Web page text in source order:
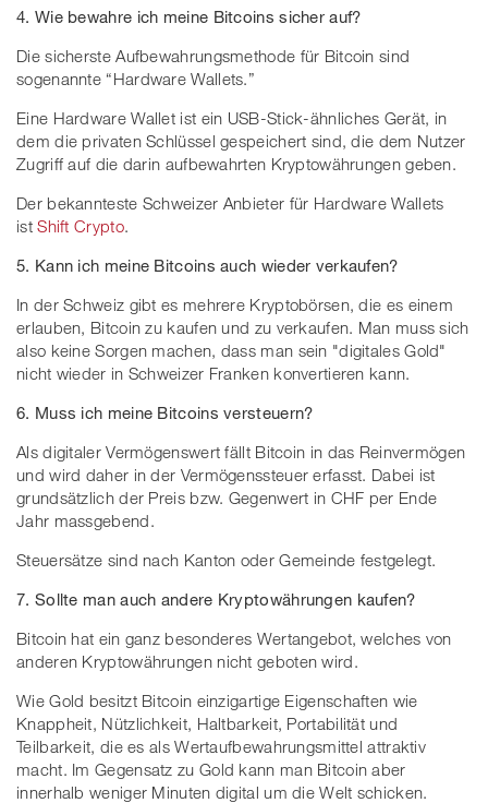
4. Wie bewahre ich meine Bitcoins sicher auf?
Die sicherste Aufbewahrungsmethode für Bitcoin sind
sogenannte “Hardware Wallets.”
Eine Hardware Wallet ist ein USB-Stick-ähnliches Gerät, in
dem die privaten Schlüssel gespeichert sind, die dem Nutzer
Zugriff auf die darin aufbewahrten Kryptowährungen geben.
Der bekannteste Schweizer Anbieter für Hardware Wallets
istShift Crypto.
5. Kann ich meine Bitcoins auch wieder verkaufen?
In der Schweiz gibt es mehrere Kryptobörsen, die es einem
erlauben, Bitcoin zu kaufen und zu verkaufen. Man muss sich
also keine Sorgen machen, dass man sein "digitales Gold"
nicht wieder in Schweizer Franken konvertieren kann.
6. Muss ich meine Bitcoins versteuern?
Als digitaler Vermögenswert fällt Bitcoin in das Reinvermögen
und wird daher in der Vermögenssteuer erfasst. Dabei ist
grundsätzlich der Preis bzw. Gegenwert in CHF per Ende
Jahr massgebend.
Steuersätze sind nach Kanton oder Gemeinde festgelegt.
7. Sollte man auch andere Kryptowährungen kaufen?
Bitcoin hat ein ganz besonderes Wertangebot, welches von
anderen Kryptowährungen nicht geboten wird.
Wie Gold besitzt Bitcoin einzigartige Eigenschaften wie
Knappheit, Nützlichkeit, Haltbarkeit, Portabilität und
Teilbarkeit, die es als Wertaufbewahrungsmittel attraktiv
macht. Im Gegensatz zu Gold kann man Bitcoin aber
innerhalb weniger Minuten digital um die Welt schicken.